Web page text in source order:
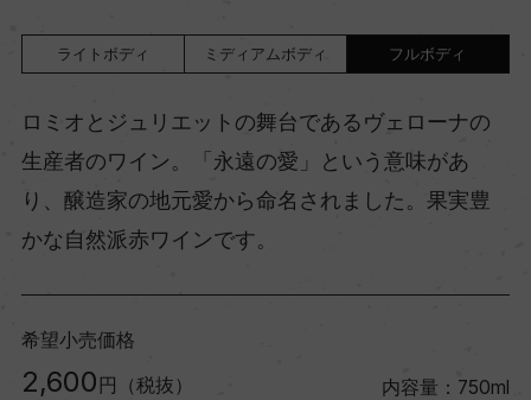
ライトボディ ミディアムボディ フルボディ
ロミオとジュリエットの舞台であるヴェローナの
生産者のワイン。「永遠の愛」という意味があ
り、醸造家の地元愛から命名されました。果実豊
かな自然派赤ワインです。
希望小売価格
2,600 円（税抜） 内容量：750ml